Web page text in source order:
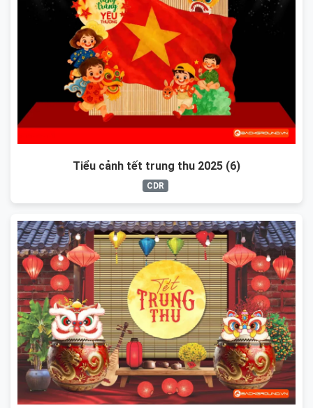
Tiểu cảnh tết trung thu 2025 (6)
CDR